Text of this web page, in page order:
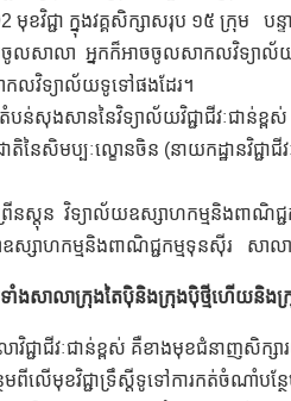
ខវិជ្ជា ក្នុងវគ្គសិក្សាសរុប ១៥ ក្រុម
ចូលសាលា អ្នកក៏អាចចូលសាកលវិទ្យាល័
កលវិទ្យាល័យទូទៅផងដែរ។
នតំបន់សុងសាននៃវិទ្យាល័យវិជ្ជាជីវៈជា
សិមប្បៈល្ខោនចិន (នាយកដ្ឋានវិជ្ជា
តុន វិទ្យាល័យឧស្សាហកម្មនិងពាណិជ្ជ
ាហកម្មនិងពាណិជ្ជកម្មទុនស៊ីរ សាលា
ាំងសាលាក្រុងតៃប៉ិនិងក្រុងប៉ិថ្មីហើយនិង
ជ្ជាជីវៈជាន់ខ្ពស់ គឺខាងមុខជំនាញសិក្សា
មពីលើមុខវិជ្ជាទ្រឹស្តីទូទៅការកត់ចំណាំប